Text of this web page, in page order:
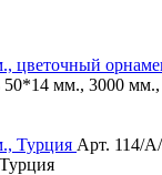
50*14 мм., 3000
Арт. 114/